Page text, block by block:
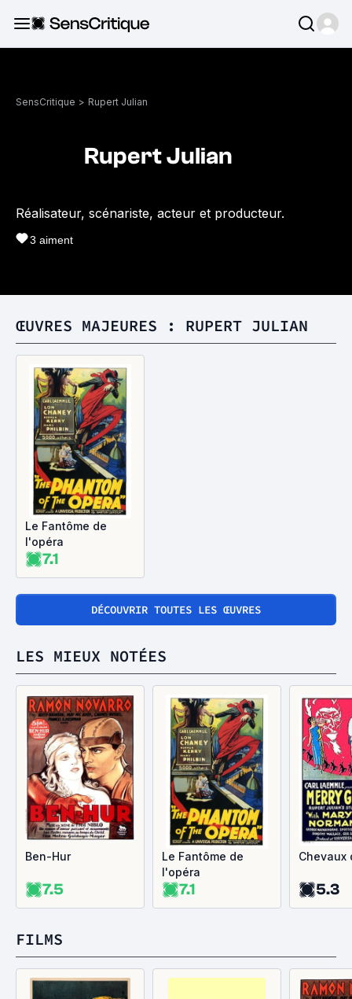
SensCritique > Rupert Julian
Rupert Julian
Réalisateur, scénariste, acteur et producteur.
3 aiment
ŒUVRES MAJEURES : RUPERT JULIAN
Le Fantôme de
l'opéra
7.1
DÉCOUVRIR TOUTES LES ŒUVRES
LES MIEUX NOTÉES
Ben-Hur
7.5
Le Fantôme de
l'opéra
7.1
Chevaux
5.3
FILMS